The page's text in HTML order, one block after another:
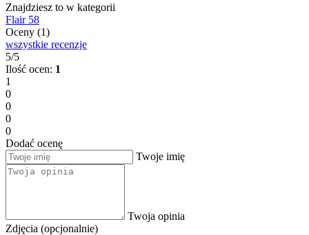
Znajdziesz to w kategorii
Flair 58
Oceny (1)
wszystkie recenzje
5/5
Ilość ocen: 1
1
0
0
0
0
Dodać ocenę
Twoje imię
Twoja opinia
Zdjęcia (opcjonalnie)